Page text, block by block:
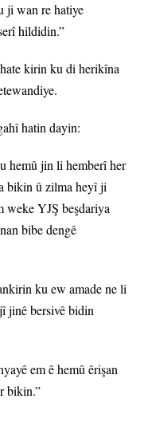
ji wan re hatiye
hildidin.”
kirin ku di herikîna
hatin dayin:
hemû jin li hemberî her
bikin û zilma heyî ji
weke YJŞ beşdariya
bibe dengê
ku ew amade ne li
jinê bersivê bidin
em ê hemû êrişan
bikin.”